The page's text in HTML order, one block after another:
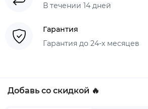
В течении 14 дней
Гарантия
Гарантия до 24-х месяцев
Добавь со скидкой 🔥